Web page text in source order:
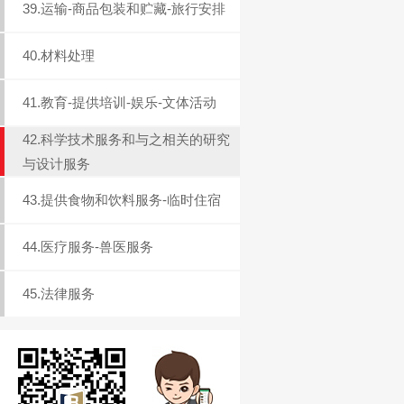
39.运输-商品包装和贮藏-旅行安排
40.材料处理
41.教育-提供培训-娱乐-文体活动
42.科学技术服务和与之相关的研究
与设计服务
43.提供食物和饮料服务-临时住宿
44.医疗服务-兽医服务
45.法律服务